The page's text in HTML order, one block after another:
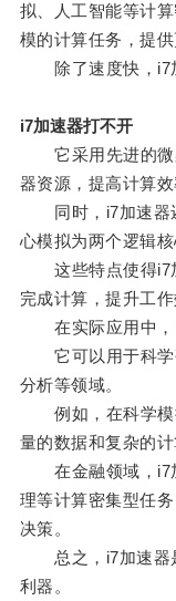
拟、人工智能等计
模的计算任务，提供
除了速度快，i7加
i7加速器打不开
它采用先进的微
器资源，提高计算效
同时，i7加速器
心模拟为两个逻辑核
这些特点使得i7
完成计算，提升工作
在实际应用中，i7
它可以用于科学
分析等领域。
例如，在科学模
量的数据和复杂的
在金融领域，i7
理等计算密集型任
决策。
总之，i7加速器
利器。